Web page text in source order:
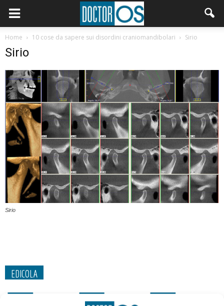
Home 10 cose da sapere sui disordini craniomandibolari Sirio
Sirio
Sirio
EDICOLA